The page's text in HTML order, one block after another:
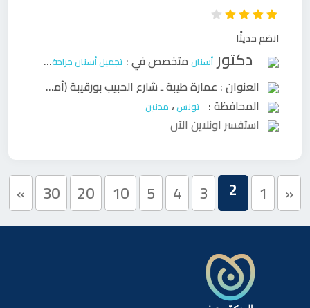
انضم حديثًا
دكتورأسنانمتخصص في : تجميل أسنانجراحة وجه وفكين
العنوان : عمارة طيبة ـ شارع الحبيب بورقيبة (أمام مونوبري) مدنين
المحافظة : تونس، مدنين
استفسر اونلاين الآن
«
1
2
3
4
5
10
20
30
»